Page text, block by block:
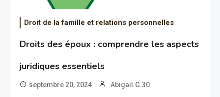
Droit de la famille et relations personnelles
Droits des époux : comprendre les aspects
juridiques essentiels
septembre 20, 2024 Abigail.G.30